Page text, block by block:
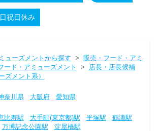
祝日休み
ューズメントから探す > 販売・フード・アミ
ード・アミューズメント > 店長・店長候補
ズメント系）
奈川県 大阪府
愛知県
比寿駅 大手町(東京都)駅 平塚駅
鶴瀬駅
万博記念公園駅
淀屋橋駅